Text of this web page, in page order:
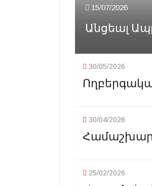
15/07/2026
Անցեալ
30/05/2026
30/04/2026
25/02/2026